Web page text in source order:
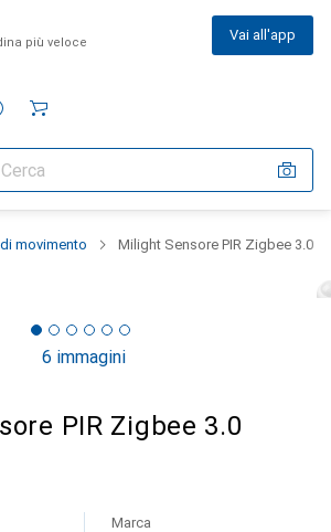
più veloce Vai all'app
movimento Milight Sensore PIR Zigbee 3.0
6 immagini
PIR Zigbee 3.0
Marca